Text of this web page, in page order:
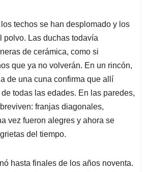
techos se han desplomado y los
polvo. Las duchas todavía
de cerámica, como si
que ya no volverán. En un rincón,
de una cuna confirma que allí
todas las edades. En las paredes,
franjas diagonales,
vez fueron alegres y ahora se
del tiempo.
hasta finales de los años noventa.